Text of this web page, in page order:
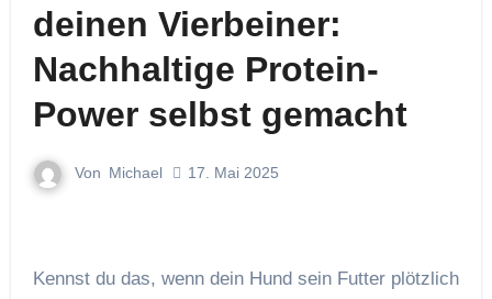
deinen Vierbeiner:
Nachhaltige Protein-
Power selbst gemacht
Von Michael 17. Mai 2025
Kennst du das, wenn dein Hund sein Futter plötzlich